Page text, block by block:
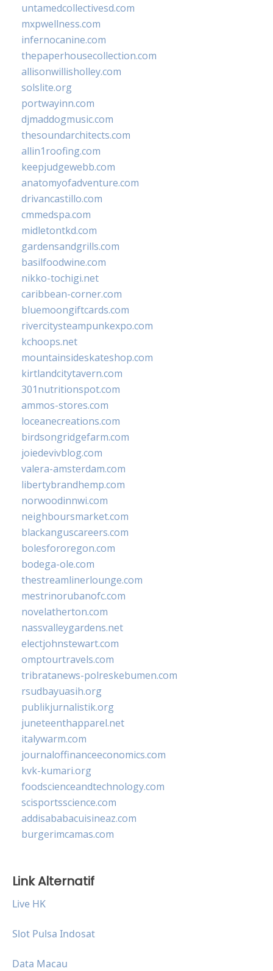
untamedcollectivesd.com
mxpwellness.com
infernocanine.com
thepaperhousecollection.com
allisonwillisholley.com
solslite.org
portwayinn.com
djmaddogmusic.com
thesoundarchitects.com
allin1roofing.com
keepjudgewebb.com
anatomyofadventure.com
drivancastillo.com
cmmedspa.com
midletontkd.com
gardensandgrills.com
basilfoodwine.com
nikko-tochigi.net
caribbean-corner.com
bluemoongiftcards.com
rivercitysteampunkexpo.com
kchoops.net
mountainsideskateshop.com
kirtlandcitytavern.com
301nutritionspot.com
ammos-stores.com
loceanecreations.com
birdsongridgefarm.com
joiedevivblog.com
valera-amsterdam.com
libertybrandhemp.com
norwoodinnwi.com
neighboursmarket.com
blackanguscareers.com
bolesfororegon.com
bodega-ole.com
thestreamlinerlounge.com
mestrinorubanofc.com
novelatherton.com
nassvalleygardens.net
electjohnstewart.com
omptourtravels.com
tribratanews-polreskebumen.com
rsudbayuasih.org
publikjurnalistik.org
juneteenthapparel.net
italywarm.com
journaloffinanceeconomics.com
kvk-kumari.org
foodscienceandtechnology.com
scisportsscience.com
addisababacuisineaz.com
burgerimcamas.com
Link Alternatif
Live HK
Slot Pulsa Indosat
Data Macau